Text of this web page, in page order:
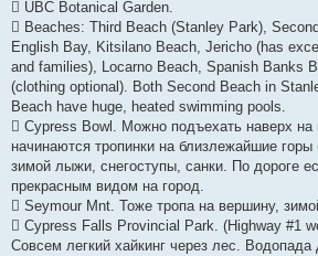
 UBC Botanical Garden.
 Beaches: Third Beach (Stanley Park),
English Bay, Kitsilano Beach, Jericho (has
and families), Locarno Beach, Spanish Banks
(clothing optional). Both Second Beach in
Beach have huge, heated swimming pools.
 Cypress Bowl. Можно подъехать наверх
начинаются тропинки на близлежайшие горы
зимой лыжи, снегоступы, санки. По дороге
прекрасным видом на город.
 Seymour Mnt. Тоже тропа на вершину,
 Cypress Falls Provincial Park. (Highway #1
Совсем легкий хайкинг через лес.